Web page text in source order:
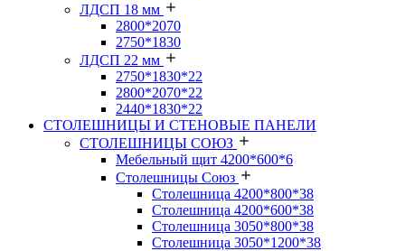
ЛДСП 18 мм
2800*2070
2750*1830
ЛДСП 22 мм
2750*1830*22
2800*2070*22
2440*1830*22
СТОЛЕШНИЦЫ И СТЕНОВЫЕ ПАНЕЛИ
СТОЛЕШНИЦЫ СОЮЗ
Мебельный щит 4200*600*6
Столешницы Союз
Столешница 4200*800*38
Столешница 4200*600*38
Столешница 3050*800*38
Столешница 3050*1200*38